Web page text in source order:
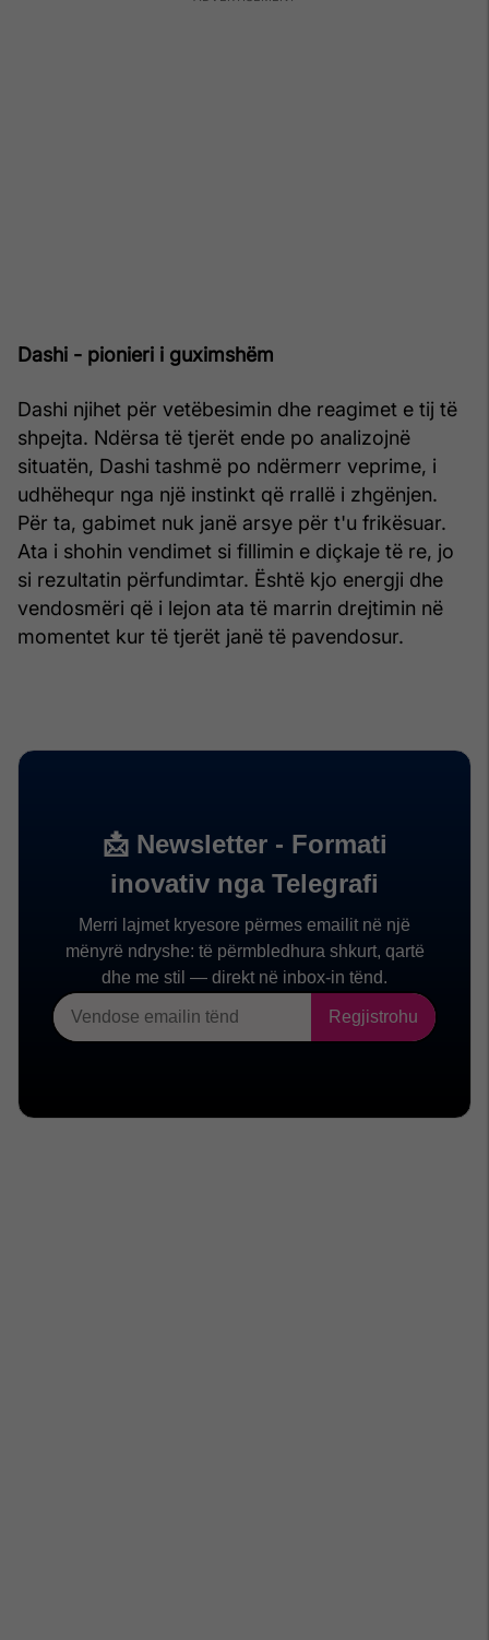
Dashi - pionieri i guximshëm
Dashi njihet për vetëbesimin dhe reagimet e tij të
shpejta. Ndërsa të tjerët ende po analizojnë
situatën, Dashi tashmë po ndërmerr veprime, i
udhëhequr nga një instinkt që rrallë i zhgënjen.
Për ta, gabimet nuk janë arsye për t'u frikësuar.
Ata i shohin vendimet si fillimin e diçkaje të re, jo
si rezultatin përfundimtar. Është kjo energji dhe
vendosmëri që i lejon ata të marrin drejtimin në
momentet kur të tjerët janë të pavendosur.